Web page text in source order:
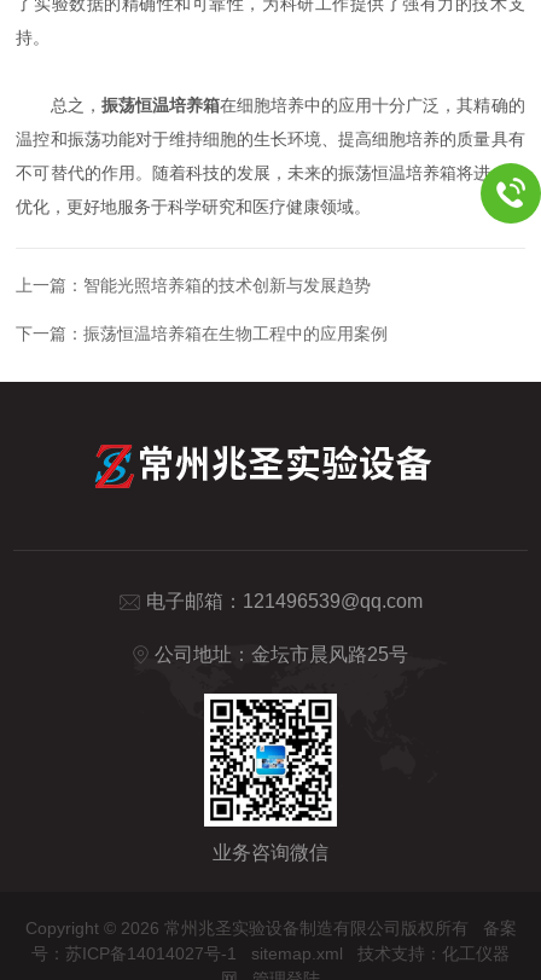
持。
总之， 振荡恒温培养箱在细胞培养中的应用十分广泛，其精确的
温控和振荡功能对于维持细胞的生长环境、提高细胞培养的质量具有
不可替代的作用。随着科技的发展，未来的振荡恒温培养箱将进一步
优化，更好地服务于科学研究和医疗健康领域。
上一篇： 智能光照培养箱的技术创新与发展趋势
下一篇：振荡恒温培养箱在生物工程中的应用案例
电子邮箱： 121496539@qq.com
公司地址：金坛市晨风路25号
业务咨询微信
Copyright © 2026 常州兆圣实验设备制造有限公司版权所有 备案
号：苏ICP备14014027号-1
sitemap.xml 技术支持： 化工仪器